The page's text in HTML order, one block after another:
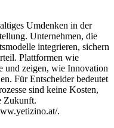
Umdenken in der
Unternehmen, die
integrieren, sichern
Plattformen wie
und zeigen, wie Innovation
Für Entscheider bedeutet
sind keine Kosten,
Zukunft.
.